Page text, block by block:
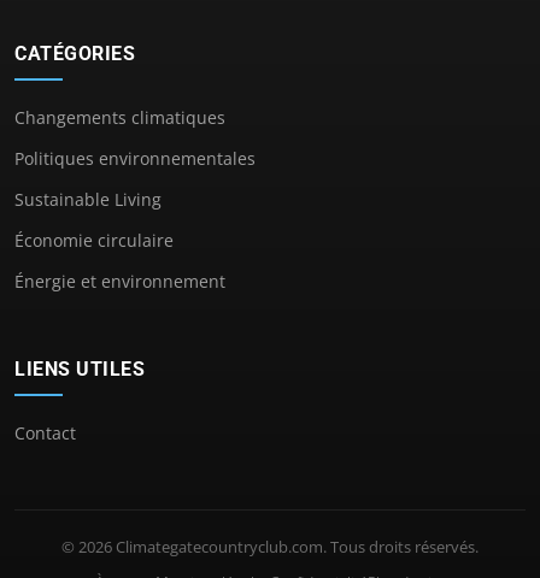
CATÉGORIES
Changements climatiques
Politiques environnementales
Sustainable Living
Économie circulaire
Énergie et environnement
LIENS UTILES
Contact
© 2026 Climategatecountryclub.com. Tous droits réservés.